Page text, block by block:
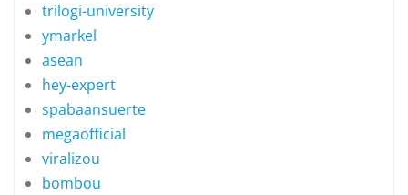
trilogi-university
ymarkel
asean
hey-expert
spabaansuerte
megaofficial
viralizou
bombou